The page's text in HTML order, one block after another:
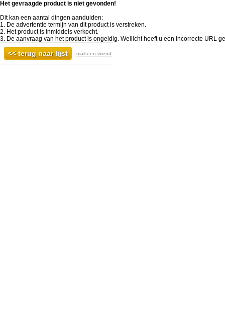
Het gevraagde product is niet gevonden!
Dit kan een aantal dingen aanduiden:
1. De advertentie termijn van dit product is verstreken.
2. Het product is inmiddels verkocht.
3. De aanvraag van het product is ongeldig. Wellicht heeft u een incorrecte URL
mail-een-vriend